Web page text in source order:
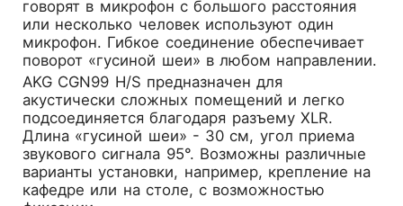
говорят в микрофон с большого расстояния
или несколько человек используют один
микрофон. Гибкое соединение обеспечивает
поворот «гусиной шеи» в любом направлении.
AKG CGN99 H/S предназначен для
акустически сложных помещений и легко
подсоединяется благодаря разъему XLR.
Длина «гусиной шеи» - 30 см, угол приема
звукового сигнала 95°. Возможны различные
варианты установки, например, крепление на
кафедре или на столе, с возможностью